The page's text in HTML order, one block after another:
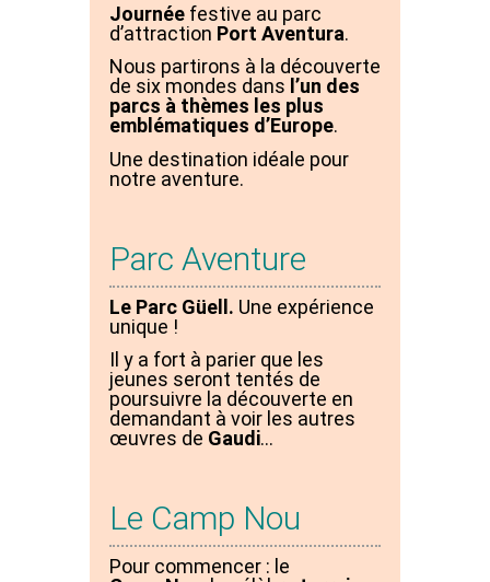
Journée festive au parc
d’attraction Port Aventura.
Nous partirons à la découverte
de six mondes dans l’un des
parcs à thèmes les plus
emblématiques d’Europe.
Une destination idéale pour
notre aventure.
Parc Aventure
Le Parc Güell. Une expérience
unique !
Il y a fort à parier que les
jeunes seront tentés de
poursuivre la découverte en
demandant à voir les autres
œuvres de Gaudi…
Le Camp Nou
Pour commencer : le